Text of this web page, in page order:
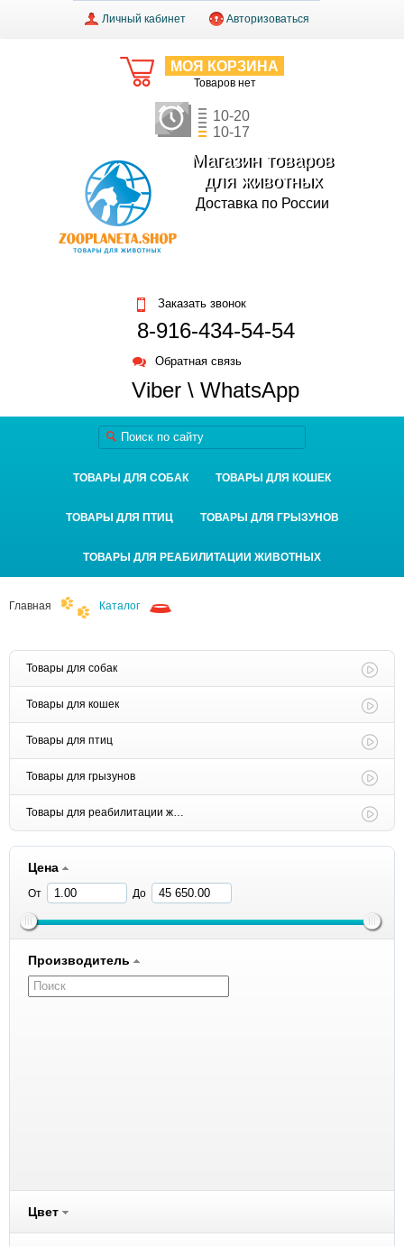
Личный кабинет Авторизоваться
МОЯ КОРЗИНА
Товаров нет
10-20
10-17
Магазин товаров
для животных
Доставка по России
Заказать звонок
8-916-434-54-54
Обратная связь
Viber \ WhatsApp
ТОВАРЫ ДЛЯ СОБАК ТОВАРЫ ДЛЯ КОШЕК
ТОВАРЫ ДЛЯ ПТИЦ ТОВАРЫ ДЛЯ ГРЫЗУНОВ
ТОВАРЫ ДЛЯ РЕАБИЛИТАЦИИ ЖИВОТНЫХ
Главная Каталог
Товары для собак
Товары для кошек
Товары для птиц
Товары для грызунов
Товары для реабилитации животных
Цена
От До
Производитель
Aromadog
Audi
Цвет